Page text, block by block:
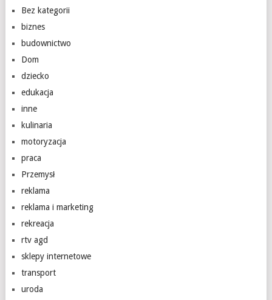
Bez kategorii
biznes
budownictwo
Dom
dziecko
edukacja
inne
kulinaria
motoryzacja
praca
Przemysł
reklama
reklama i marketing
rekreacja
rtv agd
sklepy internetowe
transport
uroda